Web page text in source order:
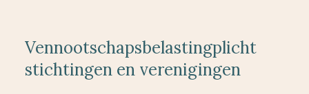
Vennootschapsbelastingplicht
stichtingen en verenigingen